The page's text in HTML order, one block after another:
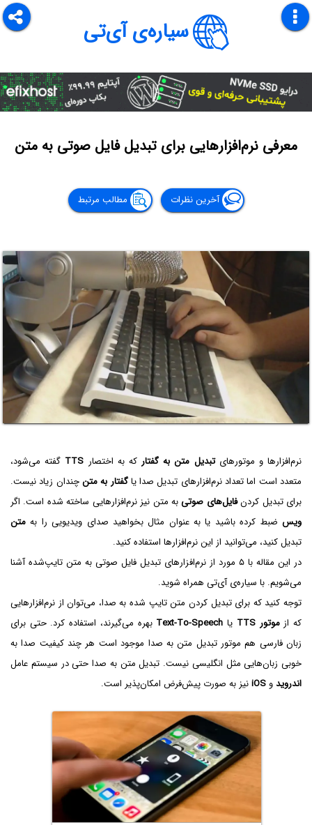
سیاره‌ی آی‌تی
معرفی نرم‌افزارهایی برای تبدیل فایل صوتی به متن
آخرین نظرات مطالب مرتبط
نرم‌افزارها و موتورهایتبدیل متن به گفتار که به اختصار TTS گفته می‌شود،
متعدد است اما تعداد نرم‌افزارهای تبدیل صدا یاگفتار به متنچندان زیاد نیست.
برای تبدیل کردنفایل‌های صوتیبه متن نیز نرم‌افزارهایی ساخته شده است. اگر
ویس ضبط کرده باشید یا به عنوان مثال بخواهید صدای ویدیویی را به متن
تبدیل کنید، می‌توانید از این نرم‌افزارها استفاده کنید.
در این مقاله با ۵ مورد از نرم‌افزارهای تبدیل فایل صوتی به متن تایپ‌شده آشنا
می‌شویم. با سیاره‌ی آی‌تی همراه شوید.
توجه کنید که برای تبدیل کردن متن تایپ شده به صدا، می‌توان از نرم‌افزارهایی
که ازموتور TTS یا Text-To-Speech بهره می‌گیرند، استفاده کرد. حتی برای
زبان فارسی هم موتور تبدیل متن به صدا موجود است هر چند کیفیت صدا به
خوبی زبان‌هایی مثل انگلیسی نیست. تبدیل متن به صدا حتی در سیستم عامل
اندرویدو iOSنیز به صورت پیش‌فرض امکان‌پذیر است.